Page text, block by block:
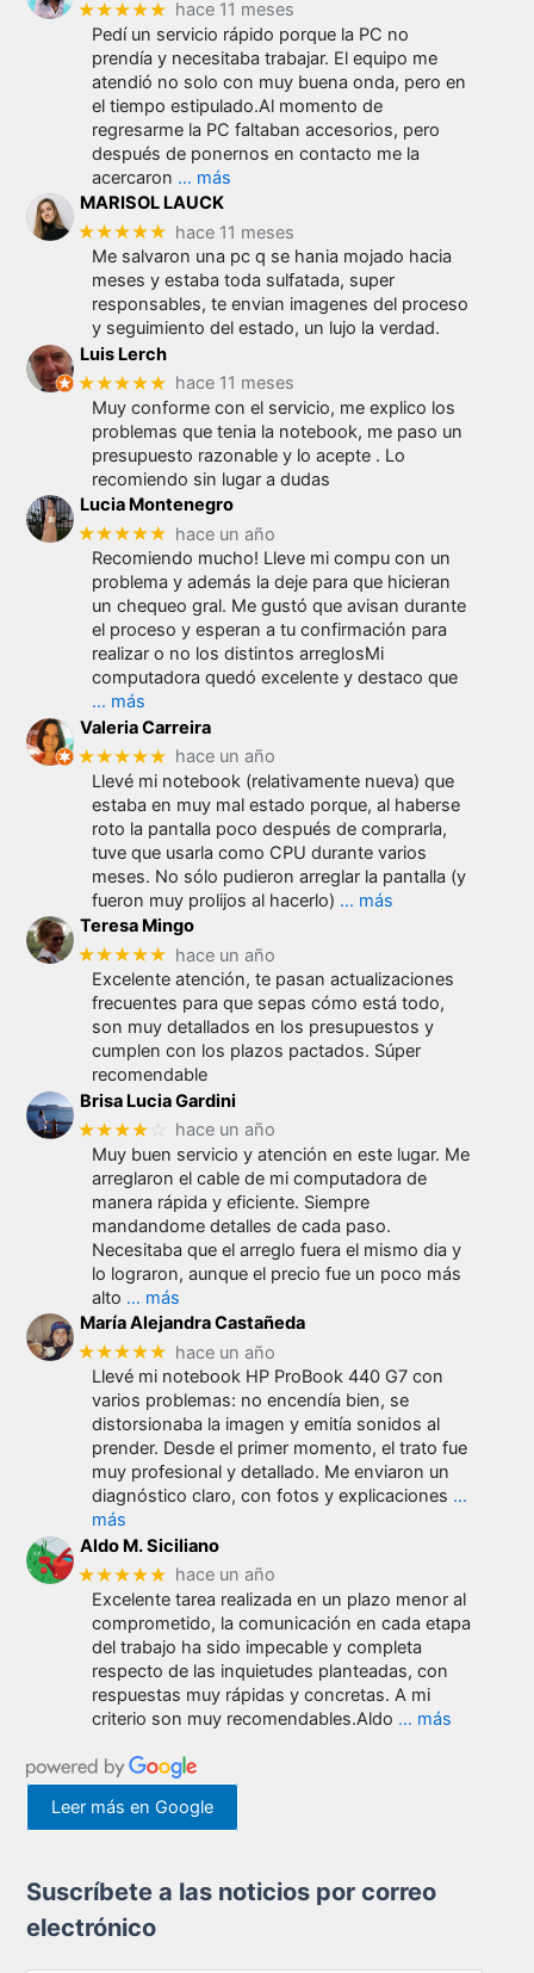
★★★★★ hace 11 meses
Pedí un servicio rápido porque la PC no
prendía y necesitaba trabajar. El equipo me
atendió no solo con muy buena onda, pero en
el tiempo estipulado.Al momento de
regresarme la PC faltaban accesorios, pero
después de ponernos en contacto me la
acercaron … más
MARISOL LAUCK
★★★★★ hace 11 meses
Me salvaron una pc q se hania mojado hacia
meses y estaba toda sulfatada, super
responsables, te envian imagenes del proceso
y seguimiento del estado, un lujo la verdad.
Luis Lerch
★★★★★ hace 11 meses
Muy conforme con el servicio, me explico los
problemas que tenia la notebook, me paso un
presupuesto razonable y lo acepte . Lo
recomiendo sin lugar a dudas
Lucia Montenegro
★★★★★ hace un año
Recomiendo mucho! Lleve mi compu con un
problema y además la deje para que hicieran
un chequeo gral. Me gustó que avisan durante
el proceso y esperan a tu confirmación para
realizar o no los distintos arreglosMi
computadora quedó excelente y destaco que
… más
Valeria Carreira
★★★★★ hace un año
Llevé mi notebook (relativamente nueva) que
estaba en muy mal estado porque, al haberse
roto la pantalla poco después de comprarla,
tuve que usarla como CPU durante varios
meses. No sólo pudieron arreglar la pantalla (y
fueron muy prolijos al hacerlo) … más
Teresa Mingo
★★★★★ hace un año
Excelente atención, te pasan actualizaciones
frecuentes para que sepas cómo está todo,
son muy detallados en los presupuestos y
cumplen con los plazos pactados. Súper
recomendable
Brisa Lucia Gardini
★★★★ ☆
hace un año
Muy buen servicio y atención en este lugar. Me
arreglaron el cable de mi computadora de
manera rápida y eficiente. Siempre
mandandome detalles de cada paso.
Necesitaba que el arreglo fuera el mismo dia y
lo lograron, aunque el precio fue un poco más
alto … más
María Alejandra Castañeda
★★★★★ hace un año
Llevé mi notebook HP ProBook 440 G7 con
varios problemas: no encendía bien, se
distorsionaba la imagen y emitía sonidos al
prender. Desde el primer momento, el trato fue
muy profesional y detallado. Me enviaron un
diagnóstico claro, con fotos y explicaciones …
más
Aldo M. Siciliano
★★★★★ hace un año
Excelente tarea realizada en un plazo menor al
comprometido, la comunicación en cada etapa
del trabajo ha sido impecable y completa
respecto de las inquietudes planteadas, con
respuestas muy rápidas y concretas. A mi
criterio son muy recomendables.Aldo … más
Leer más en Google
Suscríbete a las noticios por correo
electrónico